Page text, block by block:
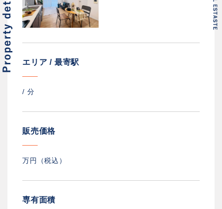
エリア / 最寄駅
/ 分
販売価格
万円（税込）
専有面積